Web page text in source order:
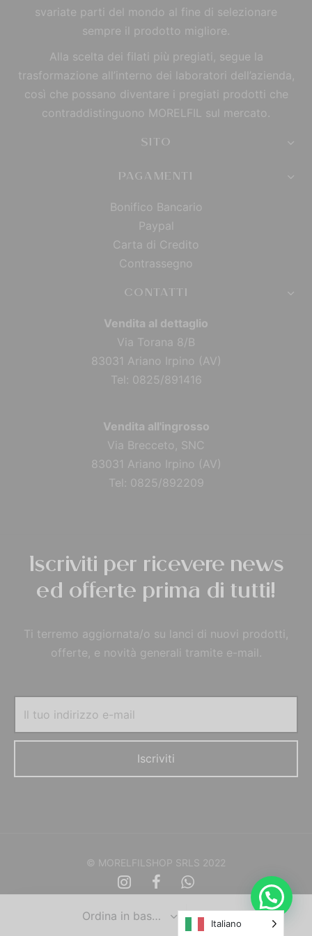
svariate parti del mondo al fine di selezionare
sempre il prodotto migliore.
Alla scelta dei filati più pregiati, segue la
trasformazione all’interno dei laboratori dell’azienda,
così che possano diventare i pregiati prodotti che
contraddistinguono MORELFIL sul mercato.
SITO
PAGAMENTI
Bonifico Bancario
Paypal
Carta di Credito
Contrassegno
CONTATTI
Vendita al dettaglio
Via Torana 8/B
83031 Ariano Irpino (AV)
Tel: 0825/891416
Vendita all'ingrosso
Via Brecceto, SNC
83031 Ariano Irpino (AV)
Tel: 0825/892209
Iscriviti per ricevere news
ed offerte prima di tutti!
Ti terremo aggiornata/o su lanci di nuovi prodotti,
offerte, e novità generali tramite e-mail.
© MORELFILSHOP SRLS 2022
Italiano